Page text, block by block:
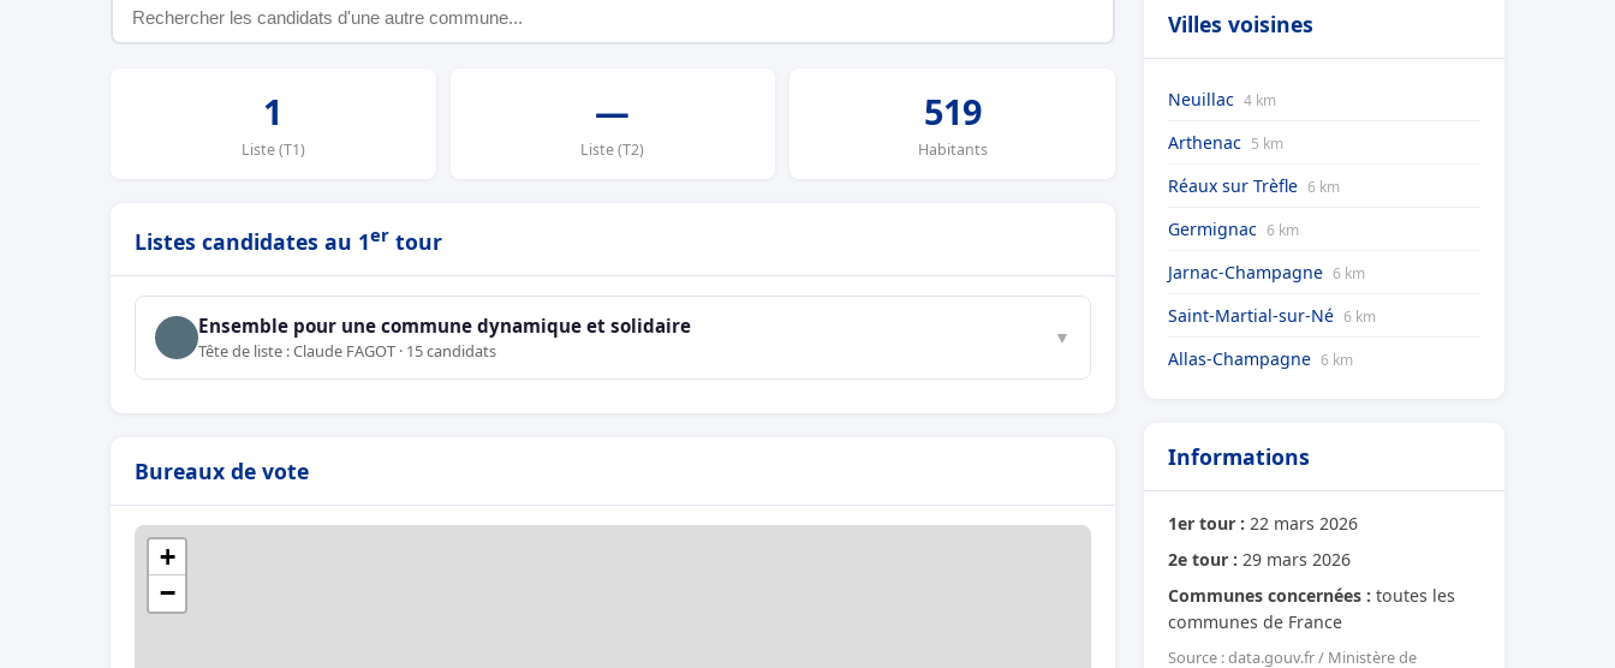
1
Liste (T1)
—
Liste (T2)
519
Habitants
Listes candidates au 1er tour
Ensemble pour une commune dynamique et solidaire
Tête de liste : Claude FAGOT · 15 candidats
▼
Bureaux de vote
+
−
Villes voisines
Neuillac 4 km
Arthenac 5 km
Réaux sur Trèfle 6 km
Germignac 6 km
Jarnac-Champagne 6 km
Saint-Martial-sur-Né 6 km
Allas-Champagne 6 km
Informations
1er tour : 22 mars 2026
2e tour : 29 mars 2026
Communes concernées : toutes les
communes de France
Source : data.gouv.fr / Ministère de